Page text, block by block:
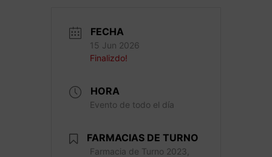
FECHA
15 Jun 2026
Finalizdo!
HORA
Evento de todo el día
FARMACIAS DE TURNO
Farmacia de Turno 2023,